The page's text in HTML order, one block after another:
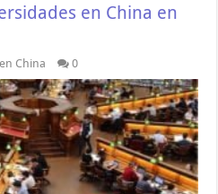
en China en
China 0